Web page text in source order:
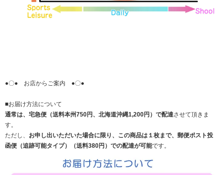
●〇● お店からご案内 ●〇●
■お届け方法について
通常は、宅急便（送料本州750円、北海道沖縄1,200円）で配達させて頂きま
す。
ただし、 お申し出いただいた場合に限り、この商品は１枚まで、郵便ポスト投
函便（追跡可能タイプ）（送料380円）での配達が可能です。